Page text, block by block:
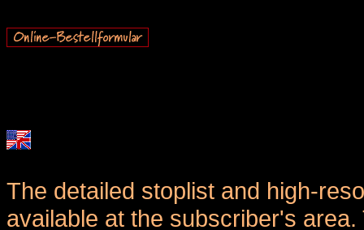
The detailed stoplist and high-
available at the subscriber's